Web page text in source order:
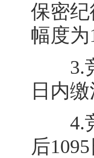
保密纪
幅度为
3.竞
日内
4.竞
后